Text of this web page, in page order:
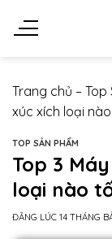
Trang chủ – Top
xúc xích loại
TOP SẢN PHẨM
Top 3
loại nào
ĐĂNG LÚC 14 THÁNG